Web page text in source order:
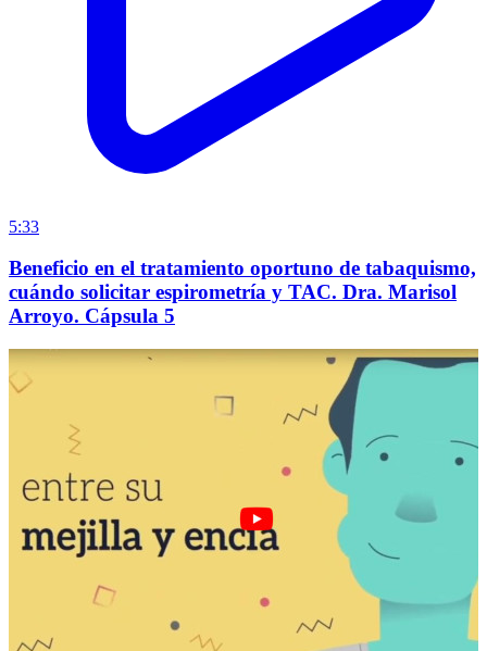
5:33
Beneficio en el tratamiento oportuno de tabaquismo,
cuándo solicitar espirometría y TAC. Dra. Marisol
Arroyo. Cápsula 5